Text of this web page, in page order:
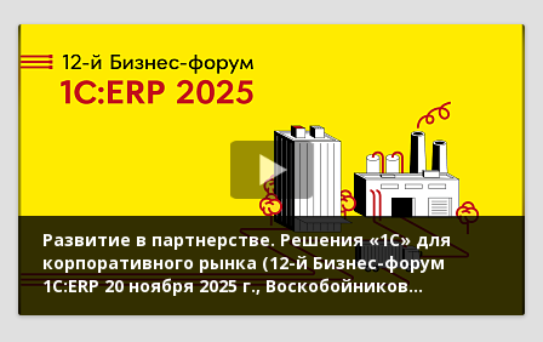
Развитие в партнерстве. Решения «1С» для
корпоративного рынка (12-й Бизнес-форум
1С:ERP 20 ноября 2025 г., Воскобойников